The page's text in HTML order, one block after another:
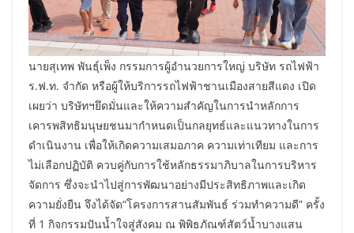
นายสุเทพ พันธุ์เพ็ง กรรมการผู้อำนวยการใหญ่ บริษัท รถไฟฟ้า
ร.ฟ.ท. จำกัด หรือผู้ให้บริการรถไฟฟ้าชานเมืองสายสีแดง เปิด
เผยว่า บริษัทฯยึดมั่นและให้ความสำคัญในการนำหลักการ
เคารพสิทธิมนุษยชนมากำหนดเป็นกลยุทธ์และแนวทางในการ
ดำเนินงาน เพื่อให้เกิดความเสมอภาค ความเท่าเทียม และการ
ไม่เลือกปฏิบัติ ควบคู่กับการใช้หลักธรรมาภิบาลในการบริหาร
จัดการ ซึ่งจะนำไปสู่การพัฒนาอย่างมีประสิทธิภาพและเกิด
ความยั่งยืน จึงได้จัด“โครงการสานสัมพันธ์ ร่วมทำความดี” ครั้ง
ที่ 1 กิจกรรมปันน้ำใจสู่สังคม ณ พิพิธภัณฑ์สัตว์น้ำบางแสน